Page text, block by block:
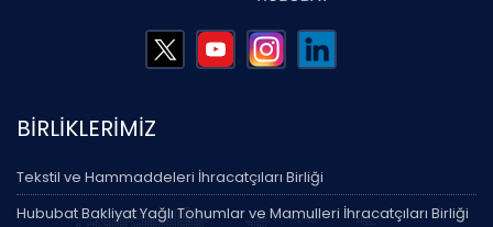
BİRLİKLERİMİZ
Tekstil ve Hammaddeleri İhracatçıları Birliği
Hububat Bakliyat Yağlı Tohumlar ve Mamulleri İhracatçıları Birliği